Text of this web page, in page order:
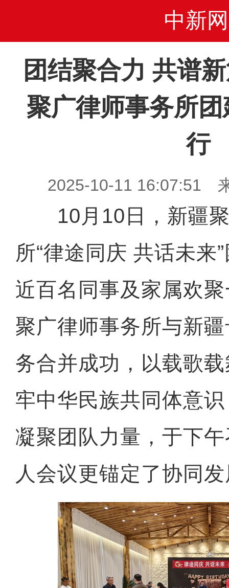
中新网
团结聚合力 共谱
聚广律师事务所
行
2025-10-11 16:07:51
10月10日，新疆聚
所“律途同庆 共话未来
近百名同事及家属欢
聚广律师事务所与新
务合并成功，以载歌
牢中华民族共同体意
凝聚团队力量，于下
人会议更锚定了协同